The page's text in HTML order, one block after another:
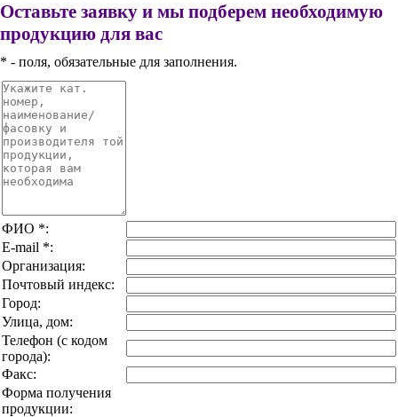
Оставьте заявку и мы подберем необходимую
продукцию для вас
* - поля, обязательные для заполнения.
ФИО *:
E-mail *:
Организация:
Почтовый индекс:
Город:
Улица, дом:
Телефон (с кодом
города):
Факс:
Форма получения
продукции: